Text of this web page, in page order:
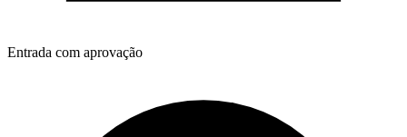
Entrada com aprovação